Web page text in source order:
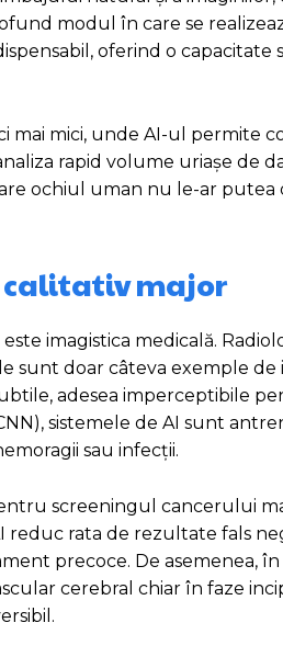
modul în care se
oferind o capacitate
mai mici, unde AI-ul permite
rapid volume uriașe de
ochiul uman nu le-ar putea
calitativ major
imagistica medicală.
sunt doar câteva exemple de
adesea imperceptibile
sistemele de AI sunt
sau infecții.
screeningul cancerului
rata de rezultate fals
precoce. De asemenea, în
cerebral chiar în faze